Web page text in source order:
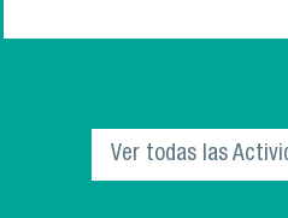
Ver todas las